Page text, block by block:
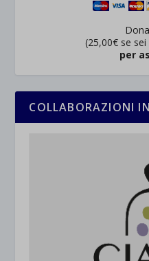
Dona
(25,00€ se sei
per
COLLABORAZIONI